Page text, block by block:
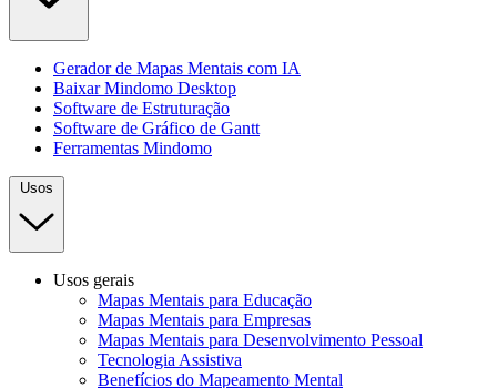
Gerador de Mapas Mentais com IA
Baixar Mindomo Desktop
Software de Estruturação
Software de Gráfico de Gantt
Ferramentas Mindomo
Usos
Usos gerais
Mapas Mentais para Educação
Mapas Mentais para Empresas
Mapas Mentais para Desenvolvimento Pessoal
Tecnologia Assistiva
Benefícios do Mapeamento Mental